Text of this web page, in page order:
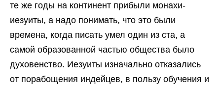
те же годы на континент прибыли монахи-
иезуиты, а надо понимать, что это были
времена, когда писать умел один из ста, а
самой образованной частью общества было
духовенство. Иезуиты изначально отказались
от порабощения индейцев, в пользу обучения и